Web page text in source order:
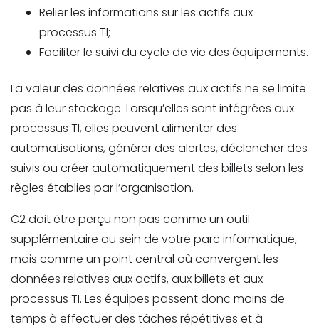
Relier les informations sur les actifs aux
processus TI;
Faciliter le suivi du cycle de vie des équipements.
La valeur des données relatives aux actifs ne se limite
pas à leur stockage. Lorsqu’elles sont intégrées aux
processus TI, elles peuvent alimenter des
automatisations, générer des alertes, déclencher des
suivis ou créer automatiquement des billets selon les
règles établies par l’organisation.
C2 doit être perçu non pas comme un outil
supplémentaire au sein de votre parc informatique,
mais comme un point central où convergent les
données relatives aux actifs, aux billets et aux
processus TI. Les équipes passent donc moins de
temps à effectuer des tâches répétitives et à